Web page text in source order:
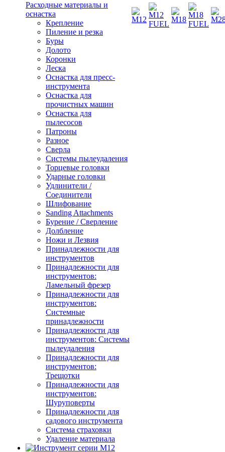
Расходные материалы и
оснастка
Крепление
Пиление и резка
Буры
Долото
Коронки
Леска
Оснастка для пресс-
инструмента
Оснастка для
прочистных машин
Оснастка для
пылесосов
Патроны
Разное
Сверла
Системы пылеудаления
Торцевые головки
Ударные головки
Удлинители /
Соединители
Шлифование
Sanding Attachments
Бурение / Сверление
Долбление
Ножи и Лезвия
Принадлежности для
инструментов
Принадлежности для
инструментов:
Ламельный фрезер
Принадлежности для
инструментов:
Системные
принадлежности
Принадлежности для
инструментов: Системы
пылеудаления
Принадлежности для
инструментов:
Трещотки
Принадлежности для
инструментов:
Шуруповерты
Принадлежности для
садового инструмента
Система страховки
Удаление материала